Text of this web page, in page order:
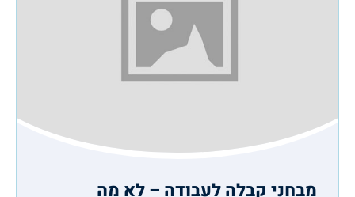
מבחני קבלה לעבודה – לא מה